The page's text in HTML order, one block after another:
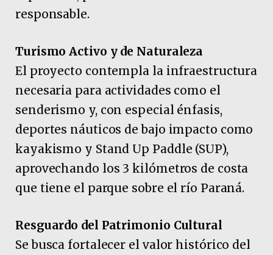
responsable.
Turismo Activo y de Naturaleza
El proyecto contempla la infraestructura
necesaria para actividades como el
senderismo y, con especial énfasis,
deportes náuticos de bajo impacto como
kayakismo y Stand Up Paddle (SUP),
aprovechando los 3 kilómetros de costa
que tiene el parque sobre el río Paraná.
Resguardo del Patrimonio Cultural
Se busca fortalecer el valor histórico del